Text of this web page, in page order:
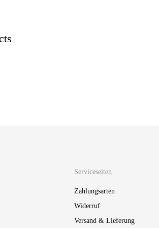
Serviceseiten
Zahlungsarten
Widerruf
Versand & Lieferung